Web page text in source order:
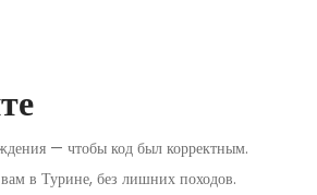
— чтобы код был корректным.
в Турине, без лишних походов.